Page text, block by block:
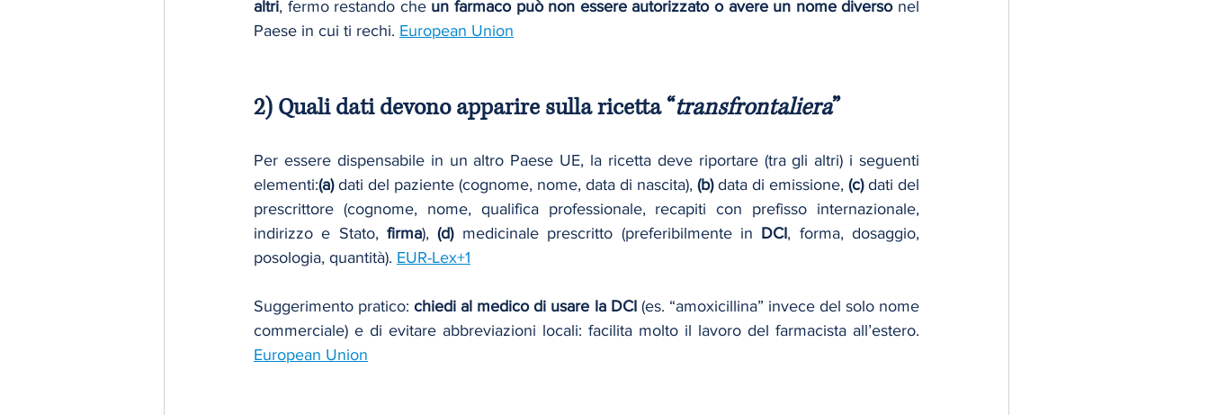
altri, fermo restando che un farmaco può non essere autorizzato o avere un nome diverso nel
Paese in cui ti rechi. European Union
2) Quali dati devono apparire sulla ricetta “transfrontaliera”
Per essere dispensabile in un altro Paese UE, la ricetta deve riportare (tra gli altri) i seguenti
elementi:(a) dati del paziente (cognome, nome, data di nascita), (b) data di emissione, (c) dati del
prescrittore (cognome, nome, qualifica professionale, recapiti con prefisso internazionale,
indirizzo e Stato, firma), (d) medicinale prescritto (preferibilmente in DCI, forma, dosaggio,
posologia, quantità). EUR-Lex+1
Suggerimento pratico: chiedi al medico di usare la DCI (es. “amoxicillina” invece del solo nome
European Union